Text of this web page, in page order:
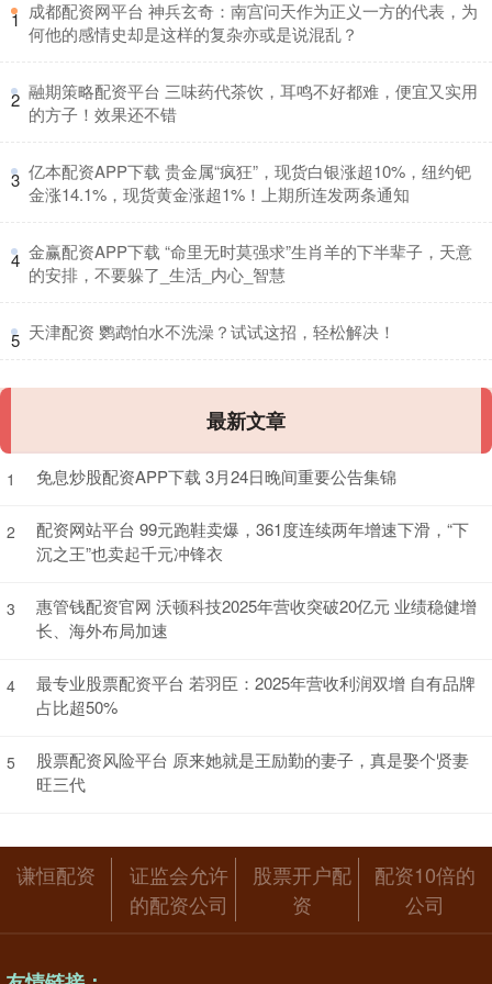
1 ​成都配资网平台 神兵玄奇：南宫问天作为正义一方的代表，为
何他的感情史却是这样的复杂亦或是说混乱？
2 ​融期策略配资平台 三味药代茶饮，耳鸣不好都难，便宜又实用
的方子！效果还不错
3 ​亿本配资APP下载 贵金属“疯狂”，现货白银涨超10%，纽约钯
金涨14.1%，现货黄金涨超1%！上期所连发两条通知
4 ​金赢配资APP下载 “命里无时莫强求”生肖羊的下半辈子，天意
的安排，不要躲了_生活_内心_智慧
5 ​天津配资 鹦鹉怕水不洗澡？试试这招，轻松解决！
最新文章
1 免息炒股配资APP下载 3月24日晚间重要公告集锦
2
配资网站平台 99元跑鞋卖爆，361度连续两年增速下滑，“下
沉之王”也卖起千元冲锋衣
3
惠管钱配资官网 沃顿科技2025年营收突破20亿元 业绩稳健增
长、海外布局加速
4
最专业股票配资平台 若羽臣：2025年营收利润双增 自有品牌
占比超50%
5
股票配资风险平台 原来她就是王励勤的妻子，真是娶个贤妻
旺三代
谦恒配资
证监会允许
的配资公司
股票开户配
资
配资10倍的
公司